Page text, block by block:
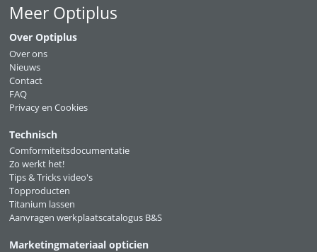
Meer Optiplus
Over Optiplus
Over ons
Nieuws
Contact
FAQ
Privacy en Cookies
Technisch
Comformiteitsdocumentatie
Zo werkt het!
Tips & Tricks video's
Topproducten
Titanium lassen
Aanvragen werkplaatscatalogus B&S
Marketingmateriaal opticien